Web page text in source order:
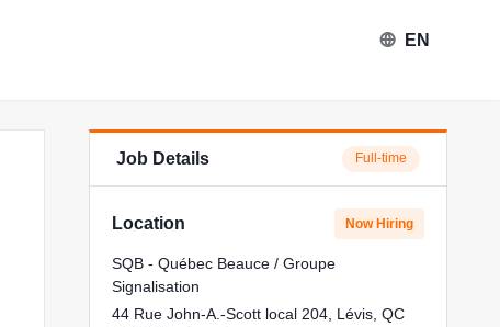
EN
Job Details Full-time
Location Now Hiring
SQB - Québec Beauce / Groupe
Signalisation
44 Rue John-A.-Scott local 204, Lévis, QC